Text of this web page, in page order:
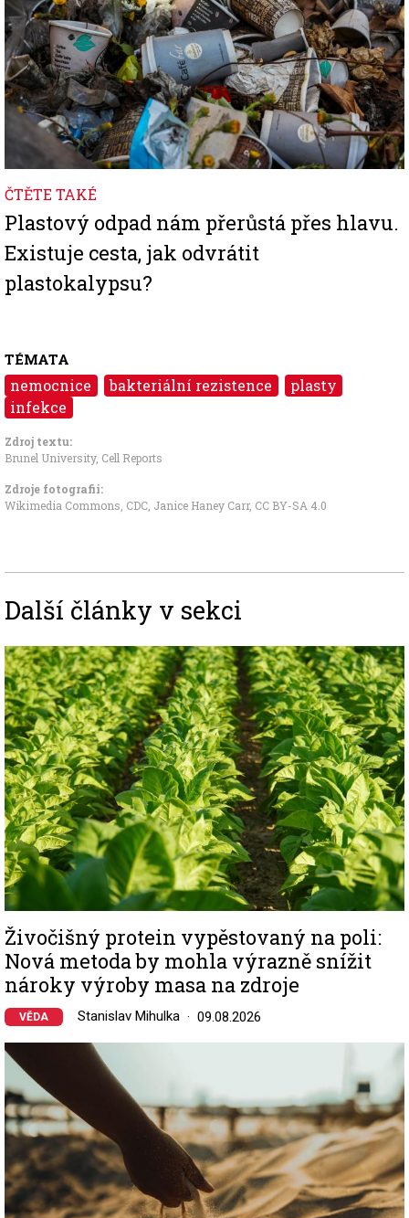
ČTĚTE TAKÉ
Plastový odpad nám přerůstá přes hlavu.
Existuje cesta, jak odvrátit
plastokalypsu?
TÉMATA
nemocnice bakteriální rezistence
plasty
infekce
Zdroj textu:
Brunel University, Cell Reports
Zdroje fotografii:
Wikimedia Commons, CDC, Janice Haney Carr, CC BY-SA 4.0
Další články v sekci
Image
Živočišný protein vypěstovaný na poli:
Nová metoda by mohla výrazně snížit
nároky výroby masa na zdroje
VĚDA Stanislav Mihulka 09.08.2026
Image